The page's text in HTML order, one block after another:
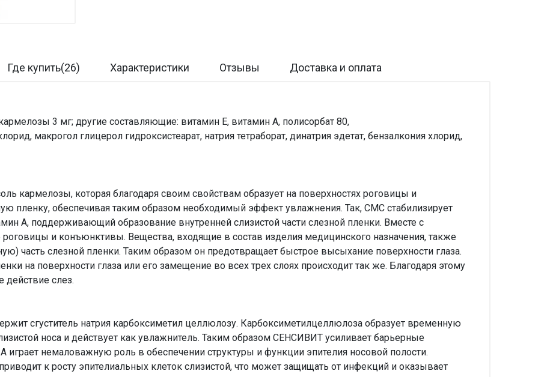
Где купить(26) Характеристики Отзывы Доставка и оплата
3 мг; другие составляющие: витамин Е, витамин А, полисорбат 80,
макрогол глицерол гидроксистеарат, натрия тетраборат, динатрия эдетат, бензалкония хлорид,
кармелозы, которая благодаря своим свойствам образует на поверхностях роговицы и
пленку, обеспечивая таким образом необходимый эффект увлажнения. Так, СМС стабилизирует
А, поддерживающий образование внутренней слизистой части слезной пленки. Вместе с
и конъюнктивы. Вещества, входящие в состав изделия медицинского назначения, также
часть слезной пленки. Таким образом он предотвращает быстрое высыхание поверхности глаза.
на поверхности глаза или его замещение во всех трех слоях происходит так же. Благодаря этому
действие слез.
сгуститель натрия карбоксиметил­ целлюлозу. Карбоксиметилцеллюлоза образует временную
носа и действует как увлажнитель. Таким образом СЕНСИВИТ усиливает барьерные
играет немаловажную роль в обеспечении структуры и функции эпителия носовой полости.
к росту эпителиальных клеток слизистой, что может защищать от инфекций и оказывает